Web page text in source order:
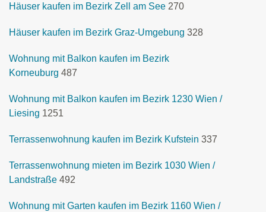
Häuser kaufen im Bezirk Zell am See 270
Häuser kaufen im Bezirk Graz-Umgebung 328
Wohnung mit Balkon kaufen im Bezirk
Korneuburg 487
Wohnung mit Balkon kaufen im Bezirk 1230 Wien /
Liesing 1251
Terrassenwohnung kaufen im Bezirk Kufstein 337
Terrassenwohnung mieten im Bezirk 1030 Wien /
Landstraße 492
Wohnung mit Garten kaufen im Bezirk 1160 Wien /